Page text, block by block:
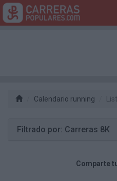
Calendario running
Filtrado por: Carreras 8K
Comparte